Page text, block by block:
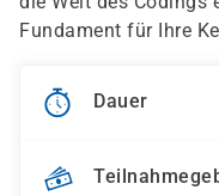
Fundament für Ihre
Dauer